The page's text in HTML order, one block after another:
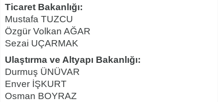
Ticaret Bakanlığı:
Mustafa TUZCU
Özgür Volkan AĞAR
Sezai UÇARMAK
Ulaştırma ve Altyapı Bakanlığı:
Durmuş ÜNÜVAR
Enver İŞKURT
Osman BOYRAZ